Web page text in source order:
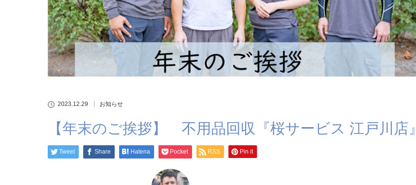
2023.12.29 お知らせ
【年末のご挨拶】 不用品回収『桜サービス 江戸川店』
Tweet Share Hatena Pocket RSS Pin it